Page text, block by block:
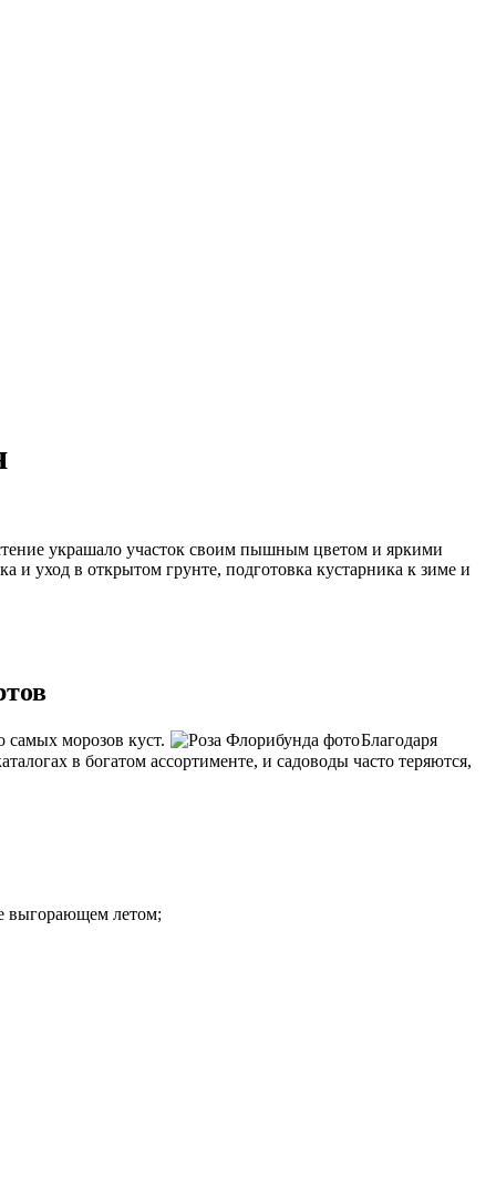
украшало участок своим пышным цветом и яркими
и уход в открытом грунте, подготовка кустарника к зиме и
самых морозов куст.
Благодаря
в богатом ассортименте, и садоводы часто теряются,
выгорающем летом;